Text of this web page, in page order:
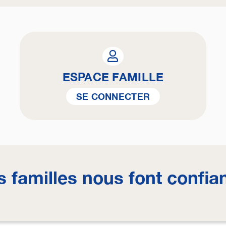
ESPACE FAMILLE
SE CONNECTER
familles nous font